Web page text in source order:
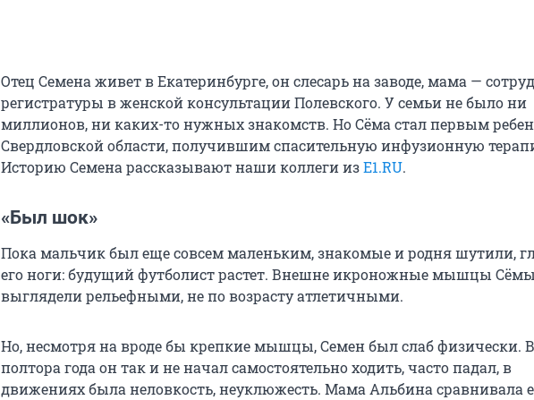
Отец Семена живет в Екатеринбурге, он слесарь на заводе, мама —
регистратуры в женской консультации Полевского. У семьи не было ни
миллионов, ни каких-то нужных знакомств. Но Сёма стал первым
Свердловской области, получившим спасительную инфузионную
Историю Семена рассказывают наши коллеги изE1.RU.
«Был шок»
Пока мальчик был еще совсем маленьким, знакомые и родня шутили,
его ноги: будущий футболист растет. Внешне икроножные мышцы Сёмы
выглядели рельефными, не по возрасту атлетичными.
Но, несмотря на вроде бы крепкие мышцы, Семен был слаб физически. В
полтора года он так и не начал самостоятельно ходить, часто падал, в
движениях была неловкость, неуклюжесть. Мама Альбина сравнивала